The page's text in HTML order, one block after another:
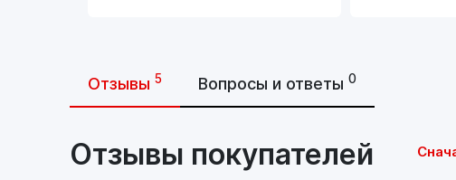
Отзывы 5 Вопросы и ответы 0
Отзывы покупателей